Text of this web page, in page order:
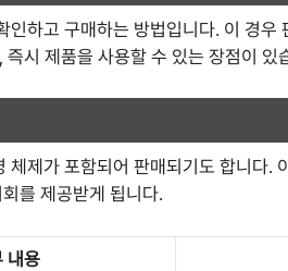
하고 구매하는 방법입니다. 이 경우
시 제품을 사용할 수 있는 장점이 있
체제가 포함되어 판매되기도 합니다.
를 제공받게 됩니다.
내용